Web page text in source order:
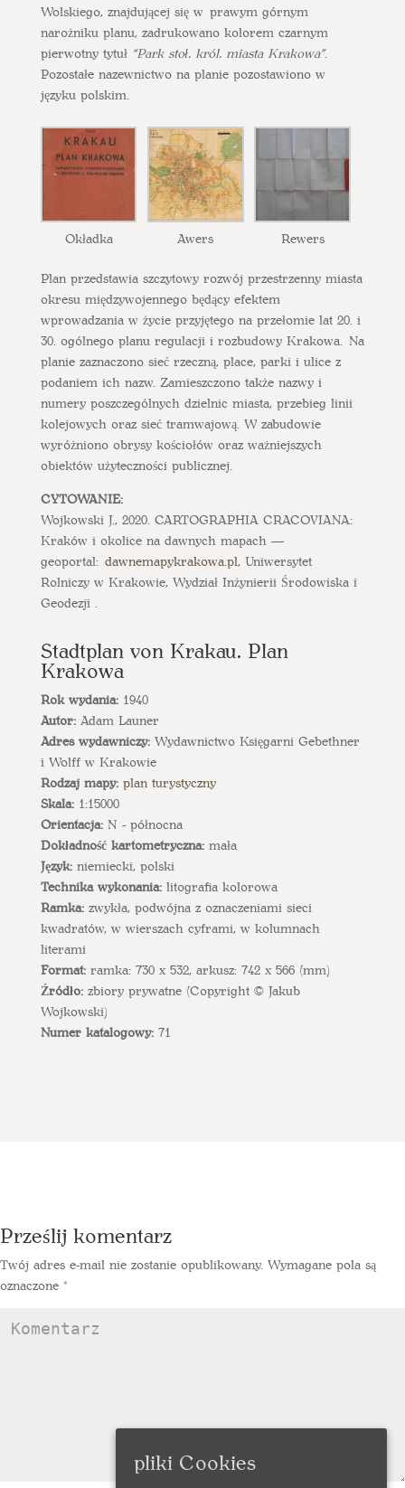
Wolskiego, znajdującej się w prawym górnym
narożniku planu, zadrukowano kolorem czarnym
pierwotny tytuł “Park stoł. król. miasta Krakowa”.
Pozostałe nazewnictwo na planie pozostawiono w
języku polskim.
Okładka Awers Rewers
Plan przedstawia szczytowy rozwój przestrzenny miasta
okresu międzywojennego będący efektem
wprowadzania w życie przyjętego na przełomie lat 20. i
30. ogólnego planu regulacji i rozbudowy Krakowa. Na
planie zaznaczono sieć rzeczną, place, parki i ulice z
podaniem ich nazw. Zamieszczono także nazwy i
numery poszczególnych dzielnic miasta, przebieg linii
kolejowych oraz sieć tramwajową. W zabudowie
wyróżniono obrysy kościołów oraz ważniejszych
obiektów użyteczności publicznej.
CYTOWANIE:
Wojkowski J., 2020. CARTOGRAPHIA CRACOVIANA:
Kraków i okolice na dawnych mapach —
geoportal: dawnemapykrakowa.pl, Uniwersytet
Rolniczy w Krakowie, Wydział Inżynierii Środowiska i
Geodezji .
Stadtplan von Krakau. Plan
Krakowa
Rok wydania:1940
Autor:Adam Launer
Adres wydawniczy:Wydawnictwo Księgarni Gebethner
i Wolff w Krakowie
Rodzaj mapy: plan turystyczny
Skala:1:15000
Orientacja:N - północna
Dokładność kartometryczna:mała
Język:niemiecki, polski
Technika wykonania:litografia kolorowa
Ramka:zwykła, podwójna z oznaczeniami sieci
kwadratów, w wierszach cyframi, w kolumnach
literami
Format:ramka: 730 x 532, arkusz: 742 x 566 (mm)
Źródło:zbiory prywatne (Copyright © Jakub
Wojkowski)
Numer katalogowy:71
Prześlij komentarz
Twój adres e-mail nie zostanie opublikowany. Wymagane pola są
oznaczone *
pliki Cookies